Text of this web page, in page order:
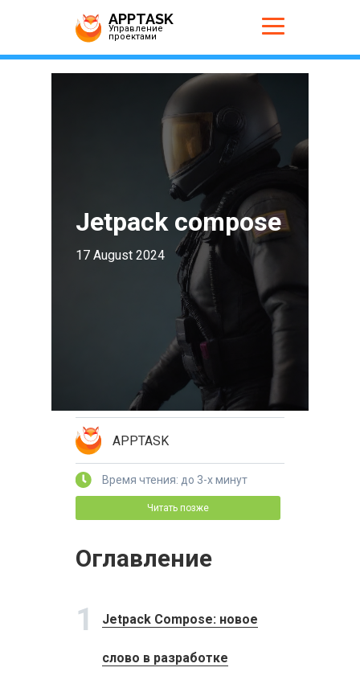
APPTASK
Управление
проектами
Jetpack compose
17 August 2024
APPTASK
Время чтения: до 3-х минут
Читать позже
Оглавление
1 Jetpack Compose: новое
слово в разработке